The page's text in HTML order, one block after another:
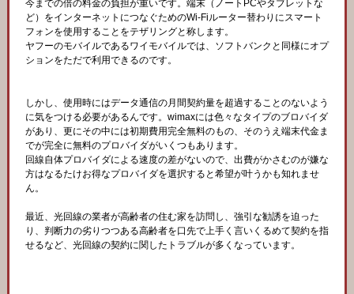
今までの倍の料金の負担が重いです。端末（ノートPCやタブレットな
ど）をインターネットにつなぐためのWi-Fiルーター替わりにスマート
フォンを使用することをテザリングと称します。
ヤフーのモバイルであるワイモバイルでは、ソフトバンクと同様にオプ
ションをただで利用できるのです。
しかし、使用時にはデータ通信の月間契約量を超過することのないよう
に気をつける必要があるんです。wimaxには色々なタイプのブロバイダ
があり、更にその中には初期費用完全無料のもの、そのうえ端末代金ま
でが完全に無料のプロバイダがいくつもあります。
回線自体プロバイダによる速度の差がないので、出費がかさむのが嫌な
方はなるたけお得なプロバイダを選択すると希望が叶うかも知れませ
ん。
最近、光回線の業者が高齢者の住む家を訪問し、強引な勧誘を迫った
り、判断力の劣りつつある高齢者を口先で上手く言いくるめて契約を指
せるなど、光回線の契約に関したトラブルが多くなっています。